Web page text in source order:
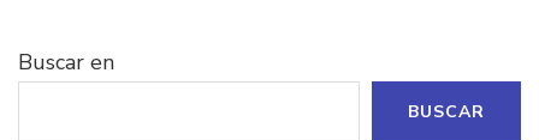
Buscar en
BUSCAR